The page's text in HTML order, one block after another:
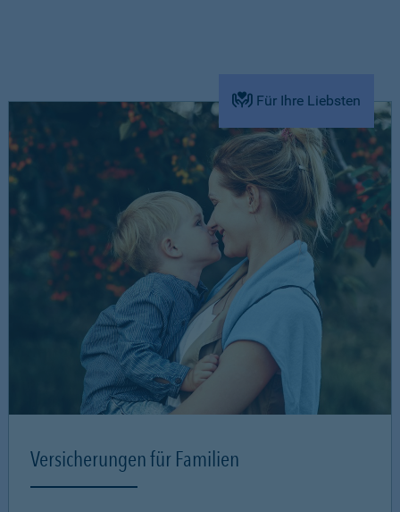
Für Ihre Liebsten
Versicherungen für Familien